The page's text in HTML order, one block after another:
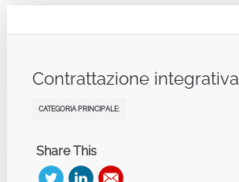
Contrattazione integrativa
CATEGORIA PRINCIPALE:
Share This